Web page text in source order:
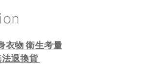
衣物 衛生考量
退換貨